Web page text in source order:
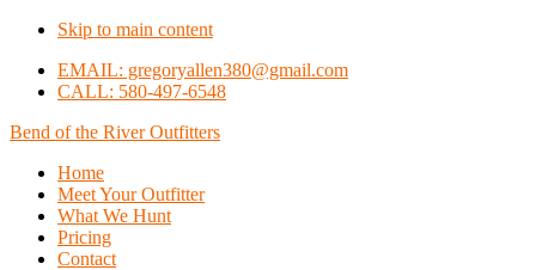
Skip to main content
EMAIL: gregoryallen380@gmail.com
CALL: 580-497-6548
Bend of the River Outfitters
Home
Meet Your Outfitter
What We Hunt
Pricing
Contact